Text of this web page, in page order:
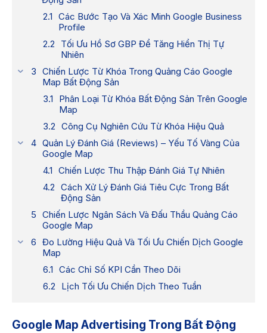
Các Bước Tạo Và Xác Minh Google Business
Profile
Tối Ưu Hồ Sơ GBP Để Tăng Hiển Thị Tự
Nhiên
Chiến Lược Từ Khóa Trong Quảng Cáo Google
Map Bất Động Sản
Phân Loại Từ Khóa Bất Động Sản Trên Google
Map
Công Cụ Nghiên Cứu Từ Khóa Hiệu Quả
Quản Lý Đánh Giá (Reviews) – Yếu Tố Vàng Của
Google Map
Chiến Lược Thu Thập Đánh Giá Tự Nhiên
Cách Xử Lý Đánh Giá Tiêu Cực Trong Bất
Động Sản
Chiến Lược Ngân Sách Và Đấu Thầu Quảng Cáo
Google Map
Đo Lường Hiệu Quả Và Tối Ưu Chiến Dịch Google
Map
Các Chỉ Số KPI Cần Theo Dõi
Lịch Tối Ưu Chiến Dịch Theo Tuần
Google Map Advertising Trong Bất Động